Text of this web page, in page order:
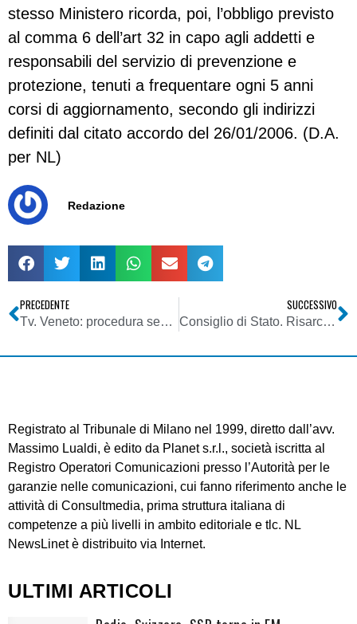
stesso Ministero ricorda, poi, l’obbligo previsto
al comma 6 dell’art 32 in capo agli addetti e
responsabili del servizio di prevenzione e
protezione, tenuti a frequentare ogni 5 anni
corsi di aggiornamento, secondo gli indirizzi
definiti dal citato accordo del 26/01/2006. (D.A.
per NL)
Redazione
PRECEDENTE
Tv. Veneto: procedura semplificata per comunicare la riduzione di potenza o il cambio di frequenza di impianti in DVB-T
SUCCESSIVO
Consiglio di Stato. Risarcimento danni da atto illegittimo della P.A. Necessità degli elementi soggettivi del dolo o della colpa
Registrato al Tribunale di Milano nel 1999, diretto dall’avv.
Massimo Lualdi, è edito da Planet s.r.l., società iscritta al
Registro Operatori Comunicazioni presso l’Autorità per le
garanzie nelle comunicazioni, cui fanno riferimento anche le
attività di Consultmedia, prima struttura italiana di
competenze a più livelli in ambito editoriale e tlc. NL
NewsLinet è distribuito via Internet.
ULTIMI ARTICOLI